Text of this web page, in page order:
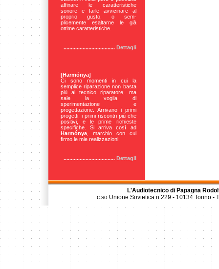
affinare le caratteristiche
sonore e farle avvicinare al
proprio gusto, o sem-
plicemente esaltarne le già
ottime caratteristiche.
................................... Dettagli
[Harmónya]
Ci sono momenti in cui la
semplice riparazione non basta
più al tecnico riparatore, ma
sale la voglia di
sperimentazione e
progettazione. Arrivano i primi
progetti, i primi riscontri più che
positivi, e le prime richieste
specifiche. Si arriva così ad
Harmónya, marchio con cui
firmo le mie realizzazioni.
................................... Dettagli
L'Audiotecnico di Papagna
c.so Unione Sovietica n.229 - 10134 Torino -